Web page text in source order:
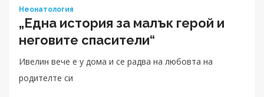
Неонатология
„Една история за малък герой и
неговите спасители“
Ивелин вече е у дома и се радва на любовта на
родителте си